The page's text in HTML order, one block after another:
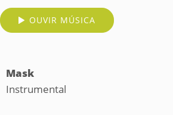
OUVIR MÚSICA
Mask
Instrumental